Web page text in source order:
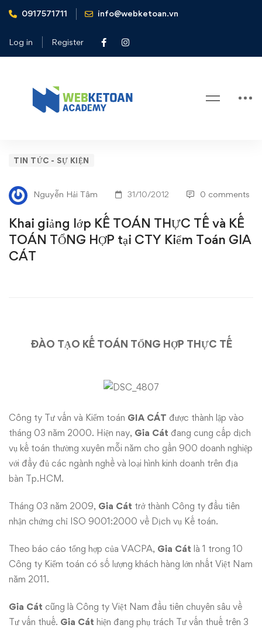
0917571711 info@webketoan.vn
Log in Register
Home
Tin tức - Sự kiện
HỢP tại CTY Kiểm Toán GIA CÁT
Khai
giảng
lớp
KẾ
TOÁN
và
TỔNG
HỢP
tại
CTY
Kiểm
Toán
GIA
CÁT
TIN TỨC - SỰ KIỆN
Nguyễn Hải Tâm 31/10/2012 0 comments
Khai giảng lớp KẾ TOÁN THỰC TẾ và KẾ
TOÁN TỔNG HỢP tại CTY Kiểm Toán GIA
CÁT
ĐÀO TẠO KẾ TOÁN TỔNG HỢP THỰC TẾ
Công ty Tư vấn và Kiểm toán GIA CÁT được thành lập vào
tháng 03 năm 2000. Hiện nay, Gia Cát đang cung cấp dịch
vụ kế toán thường xuyên mỗi năm cho gần 900 doanh nghiệp
với đầy đủ các ngành nghề và loại hình kinh doanh trên địa
bàn Tp.HCM.
Tháng 03 năm 2009, Gia Cát trở thành Công ty đầu tiên
nhận chứng chỉ ISO 9001:2000 về Dịch vụ Kế toán.
Theo báo cáo tổng hợp của VACPA, Gia Cát là 1 trong 10
Công ty Kiểm toán có số lượng khách hàng lớn nhất Việt Nam
năm 2011.
Gia Cát cũng là Công ty Việt Nam đầu tiên chuyên sâu về
Tư vấn thuế. Gia Cát hiện đang phụ trách Tư vấn thuế trên 3